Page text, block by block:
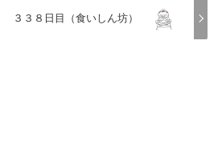
３３８日目（食いしん坊）